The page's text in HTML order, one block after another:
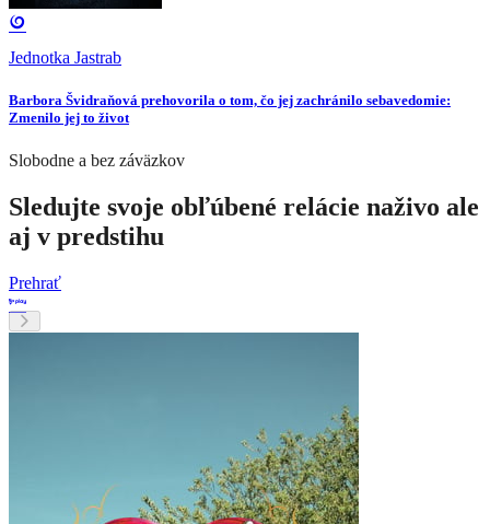
Jednotka Jastrab
Barbora Švidraňová prehovorila o tom, čo jej zachránilo sebavedomie:
Zmenilo jej to život
Slobodne a bez záväzkov
Sledujte svoje obľúbené relácie naživo ale
aj v predstihu
Prehrať